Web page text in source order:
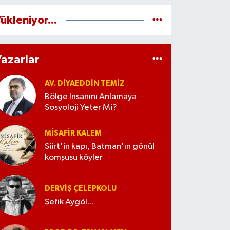
AV. DIYAEDDIN TEMIZ
Bölge İnsanını Anlamaya
Sosyoloji Yeter Mi?
MISAFIR KALEM
Siirt'in kapı, Batman'ın gönül
komşusu köyler
DERVIŞ ÇELEPKOLU
Şefik Aygöl...